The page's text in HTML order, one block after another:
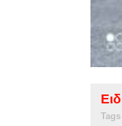
Tags |